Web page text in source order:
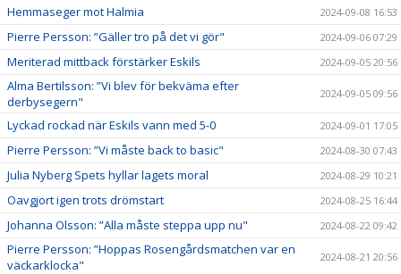
Hemmaseger mot Halmia 2024-09-08 16:53
Pierre Persson: ”Gäller tro på det vi gör" 2024-09-06 07:29
Meriterad mittback förstärker Eskils 2024-09-05 20:56
Alma Bertilsson: ”Vi blev för bekväma efter
derbysegern"
2024-09-05 09:56
Lyckad rockad när Eskils vann med 5-0 2024-09-01 17:05
Pierre Persson: ”Vi måste back to basic" 2024-08-30 07:43
Julia Nyberg Spets hyllar lagets moral 2024-08-29 10:21
Oavgjort igen trots drömstart 2024-08-25 16:44
Johanna Olsson: ”Alla måste steppa upp nu" 2024-08-22 09:42
Pierre Persson: ”Hoppas Rosengårdsmatchen var en
väckarklocka"
2024-08-21 20:56